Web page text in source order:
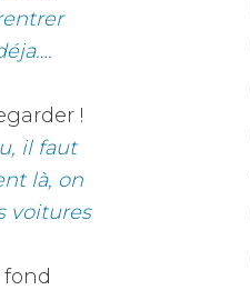
!
il faut
là, on
voitures